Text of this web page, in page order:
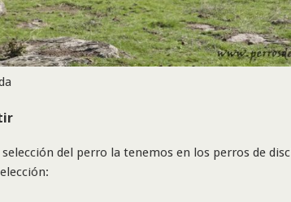
del perro la tenemos en los perros de